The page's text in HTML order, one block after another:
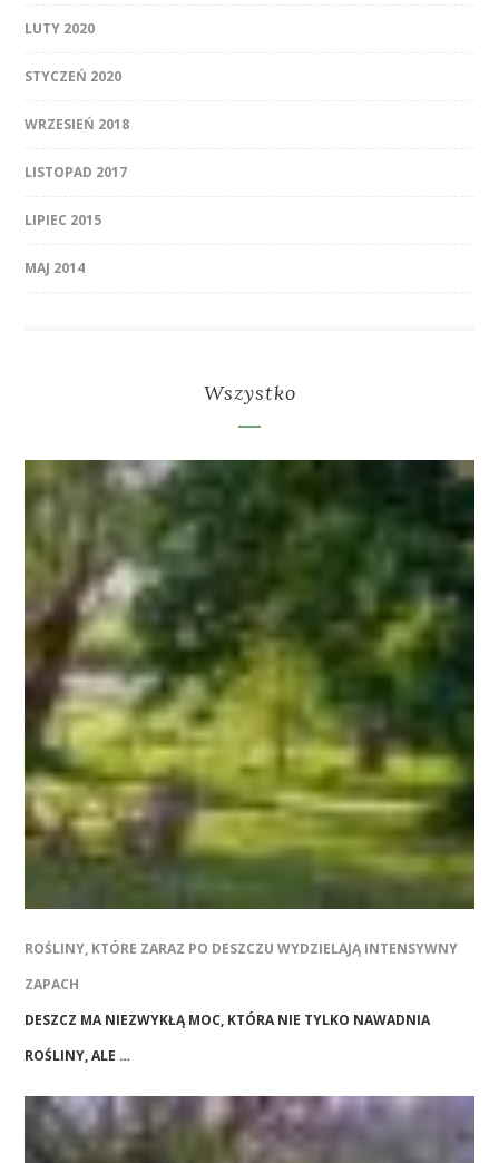
LUTY 2020
STYCZEŃ 2020
WRZESIEŃ 2018
LISTOPAD 2017
LIPIEC 2015
MAJ 2014
Wszystko
ROŚLINY, KTÓRE ZARAZ PO DESZCZU WYDZIELAJĄ INTENSYWNY
ZAPACH
DESZCZ MA NIEZWYKŁĄ MOC, KTÓRA NIE TYLKO NAWADNIA
ROŚLINY, ALE …